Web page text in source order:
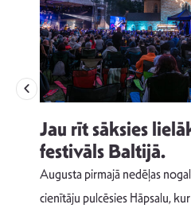
Jau rīt sāksies
festivāls Baltijā.
Augusta pirmajā nedēļas
cienītāju pulcēsies Hāpsalu,